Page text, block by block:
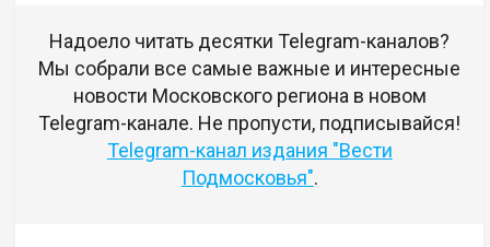
Надоело читать десятки Telegram-каналов?
Мы собрали все самые важные и интересные
новости Московского региона в новом
Telegram-канале. Не пропусти, подписывайся!
Telegram-канал издания "Вести
Подмосковья".